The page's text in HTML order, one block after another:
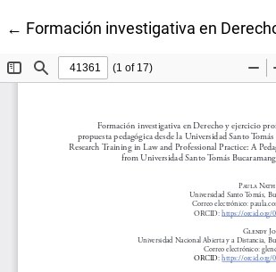
← Volver a los detalles del artículo
Formación investigativa en